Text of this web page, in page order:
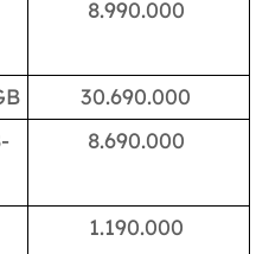
8.990.000
30.690.000
8.690.000
1.190.000